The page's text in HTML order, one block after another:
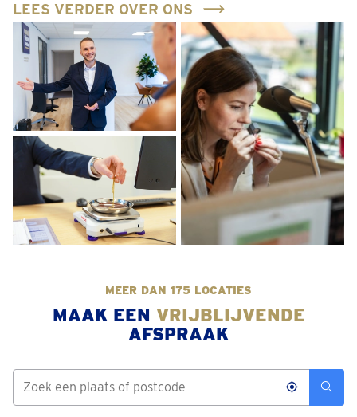
LEES VERDER OVER ONS
MEER DAN 175 LOCATIES
MAAK EEN VRIJBLIJVENDE
AFSPRAAK